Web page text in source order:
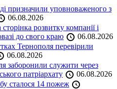
призначили уповноваженого з
06.08.2026
розвитку компанії і
до свого краю
06.08.2026
Тернополя перевірили
06.08.2026
заборонили служити через
патріархату
06.08.2026
сталося 14 пожеж